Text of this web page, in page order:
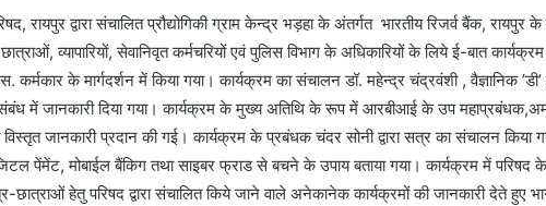
रायपुर द्वारा संचालित प्रौद्योगिकी ग्राम केन्द्र भड़हा के अंतर्गत भारतीय रिजर्व बैंक, रायपुर के
व्यापारियों, सेवानिवृत कर्मचरियों एवं पुलिस विभाग के अधिकारियों के लिये ई-बात
के मार्गदर्शन में किया गया। कार्यक्रम का संचालन डॉ. महेन्द्र चंद्रवंशी , वैज्ञानिक ’डी’
संबंध में जानकारी दिया गया। कार्यक्रम के मुख्य अतिथि के रूप में आरबीआई के उप
विस्तृत जानकारी प्रदान की गई। कार्यक्रम के प्रबंधक चंदर सोनी द्वारा सत्र का संचालन किया
पेंमेंट, मोबाईल बैंकिग तथा साइबर फ्राड से बचने के उपाय बताया गया। कार्यक्रम में परिषद के
छात्राओं हेतु परिषद द्वारा संचालित किये जाने वाले अनेकानेक कार्यक्रमों की जानकारी देते हुए